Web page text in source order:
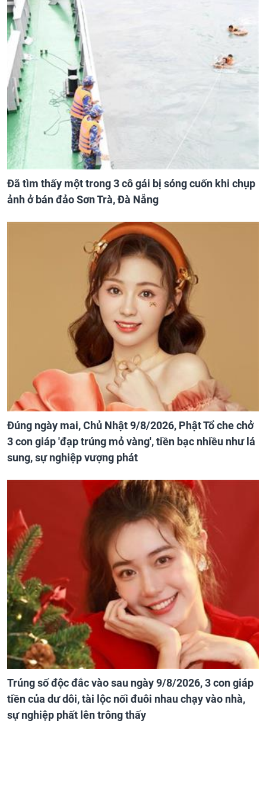
Đã tìm thấy một trong 3 cô gái bị sóng cuốn khi chụp
ảnh ở bán đảo Sơn Trà, Đà Nẵng
Đúng ngày mai, Chủ Nhật 9/8/2026, Phật Tổ che chở
3 con giáp 'đạp trúng mỏ vàng', tiền bạc nhiều như lá
sung, sự nghiệp vượng phát
Trúng số độc đắc vào sau ngày 9/8/2026, 3 con giáp
tiền của dư dôi, tài lộc nối đuôi nhau chạy vào nhà,
sự nghiệp phất lên trông thấy